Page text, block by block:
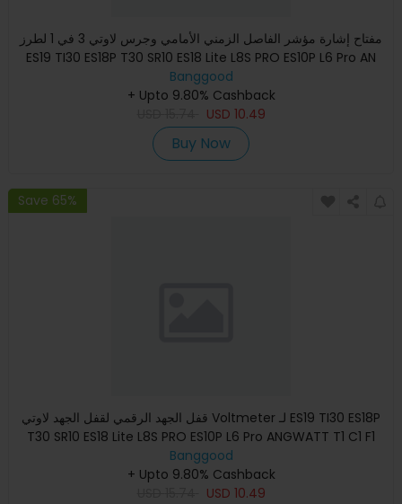
مفتاح إشارة مؤشر الفاصل الزمني الأمامي وجرس لاوتي 3 في 1 لطرز
ES19 TI30 ES18P T30 SR10 ES18 Lite L8S PRO ES10P L6 Pro AN
Banggood
+ Upto 9.80% Cashback
USD 10.49
Buy Now
Save 65%
قفل الجهد الرقمي لقفل الجهد لاوتي Voltmeter لـ ES19 TI30 ES18P
T30 SR10 ES18 Lite L8S PRO ES10P L6 Pro ANGWATT T1 C1 F1
Banggood
+ Upto 9.80% Cashback
USD 10.49